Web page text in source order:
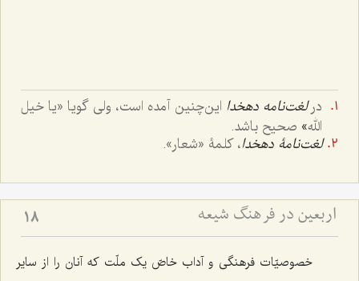
درلغت‌نامه دهخدا این‌چنین آمده است، ولی گویا «یا خیل
الله» صحیح باشد.
لغت‌نامۀ دهخدا، کلمۀ «شعار».
اربعین در فرهنگ شیعه 18
خصوصیّات فرهنگی و آداب خاصّ یک ملّت که آنان را از سایر